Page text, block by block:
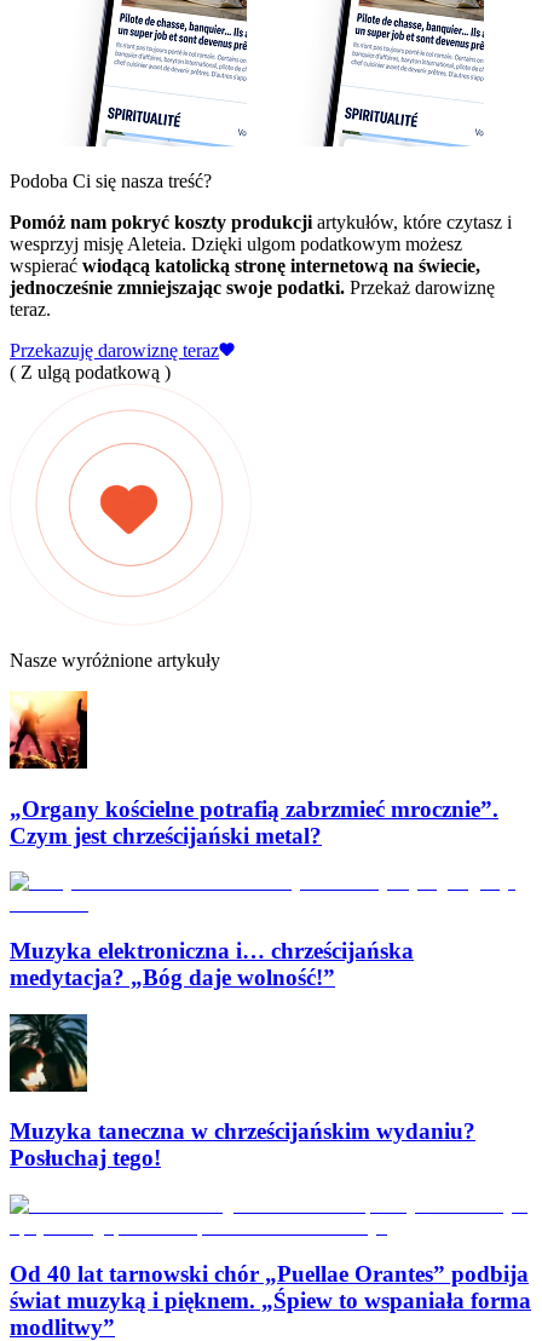
Podoba Ci się nasza treść?
Pomóż nam pokryć koszty produkcji artykułów, które czytasz i
wesprzyj misję Aleteia. Dzięki ulgom podatkowym możesz
wspierać wiodącą katolicką stronę internetową na świecie,
jednocześnie zmniejszając swoje podatki. Przekaż darowiznę
teraz.
Przekazuję darowiznę teraz
( Z ulgą podatkową )
Nasze wyróżnione artykuły
„Organy kościelne potrafią zabrzmieć mrocznie”.
Czym jest chrześcijański metal?
Muzyka elektroniczna i… chrześcijańska
medytacja? „Bóg daje wolność!”
Muzyka taneczna w chrześcijańskim wydaniu?
Posłuchaj tego!
Od 40 lat tarnowski chór „Puellae Orantes” podbija
świat muzyką i pięknem. „Śpiew to wspaniała forma
modlitwy”